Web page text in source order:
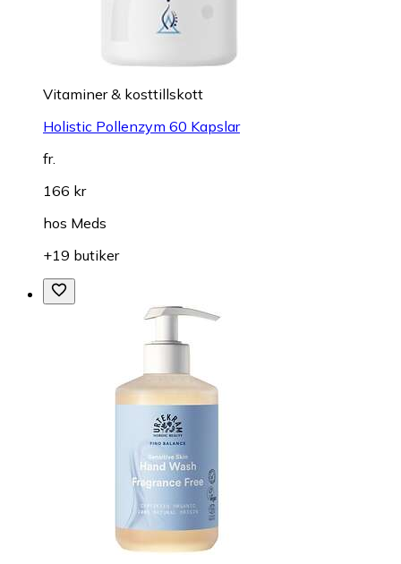
Vitaminer & kosttillskott
Holistic Pollenzym 60 Kapslar
fr.
166 kr
hos Meds
+19 butiker